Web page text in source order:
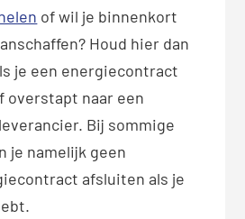
of wil je binnenkort
Houd hier dan
je een energiecontract
overstapt naar een
Bij sommige
je namelijk geen
afsluiten als je